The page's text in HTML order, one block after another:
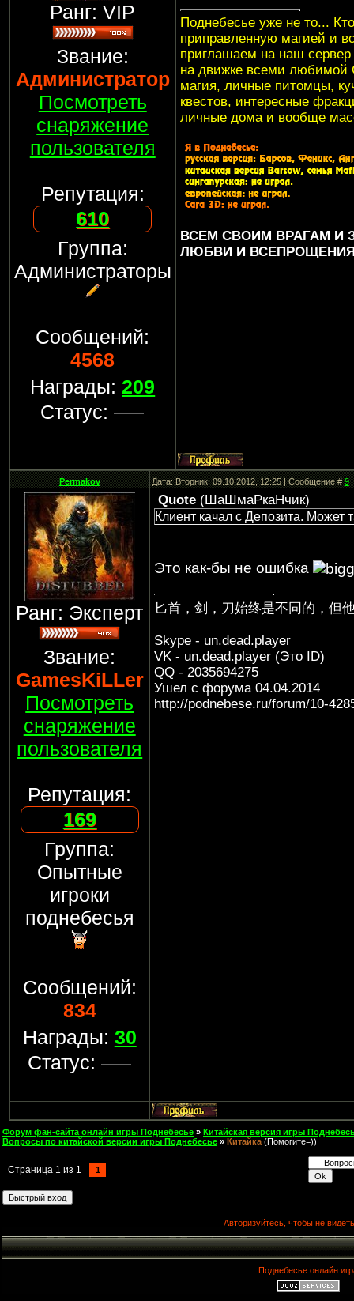
Ранг: VIP
Звание:
Администратор
Посмотреть
снаряжение
пользователя
Репутация:
610
Группа:
Администраторы
Сообщений:
4568
Награды:209
Статус:
Поднебесье уже не то...
приправленную магией и
приглашаем на наш сервер
на движке всеми любимой
магия, личные питомцы,
квестов, интересные
личные дома и вообще
ВСЕМ СВОИМ ВРАГАМ
ЛЮБВИ И
Permakov Дата: Вторник, 09.10.2012, 12:25 | Сообщение #9
Ранг: Эксперт
Звание:
GamesKiLLer
Посмотреть
снаряжение
пользователя
Репутация:
169
Группа:
Опытные
игроки
поднебесья
Сообщений:
834
Награды: 30
Статус:
Quote(ШаШмаРкаНчик)
Клиент качал с Депозита. Может
Это как-бы не ошибка
匕首，剑，刀始终是不同的，但
Skype - un.dead.player
VK - un.dead.player (Это ID)
QQ - 2035694275
Ушел с форума 04.04.2014
http://podnebese.ru/forum/10-
Форум фан-сайта онлайн игры Поднебесье » Китайская версия игры
Вопросы по китайской версии игры Поднебесье » Китайка (Помогите=))
Страница 1 из 1 1
Авторизуйтесь, чтобы не
Поднебесье онлайн